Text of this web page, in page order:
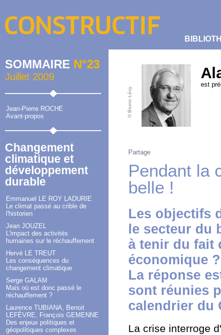
SOMMAIRE N°23
Juillet 2009
Jean-Pierre ROCHE
Avant-propos
Changement
climatique et
développement
durable
Emmanuel LE ROY LADURIE
Le climat passé au crible de
l'historien
Jean JOUZEL
L'impact des activités
humaines sur le réchauffement
Hervé LE TREUT
Les conséquences du
changement climatique
Serge GALAM
Mais où est donc passé le
réchauffement ?
Laurence TUBIANA, Benoit
LEFÈVRE, François GEMENNE
Des enjeux politiques et
géopolitiques complexes
© Bruno Lévy
est
Partage
Pendant la
belle !
Les objectifs
le secteur du
à tenir du fait
économique
La réponse
sont réunies
calendrier du
La crise interroge